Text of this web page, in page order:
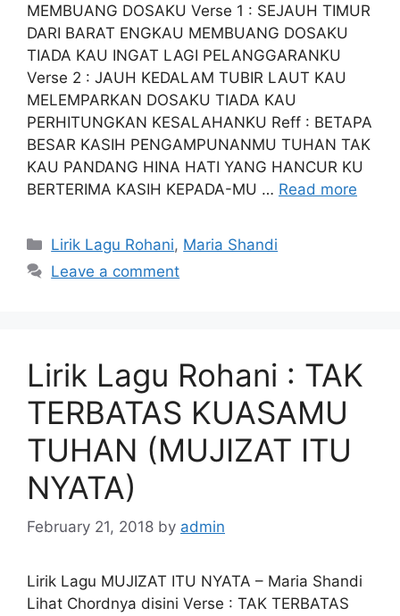
MEMBUANG DOSAKU Verse 1 : SEJAUH TIMUR
DARI BARAT ENGKAU MEMBUANG DOSAKU
TIADA KAU INGAT LAGI PELANGGARANKU
Verse 2 : JAUH KEDALAM TUBIR LAUT KAU
MELEMPARKAN DOSAKU TIADA KAU
PERHITUNGKAN KESALAHANKU Reff : BETAPA
BESAR KASIH PENGAMPUNANMU TUHAN TAK
KAU PANDANG HINA HATI YANG HANCUR KU
BERTERIMA KASIH KEPADA-MU … Read more
Categories
Lirik Lagu Rohani, Maria Shandi
Leave a comment
Lirik Lagu Rohani : TAK
TERBATAS KUASAMU
TUHAN (MUJIZAT ITU
NYATA)
February 21, 2018 by admin
Lirik Lagu MUJIZAT ITU NYATA – Maria Shandi
Lihat Chordnya disini Verse : TAK TERBATAS